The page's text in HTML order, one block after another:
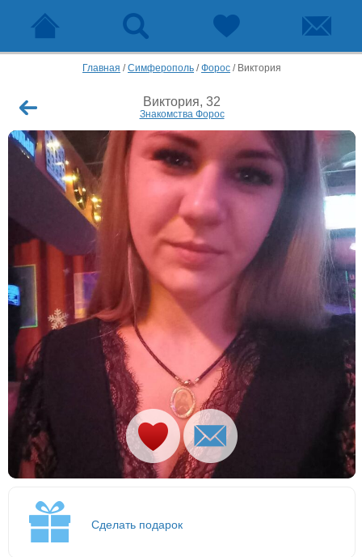
Главная /Симферополь /Форос / Виктория
Виктория, 32
Знакомства Форос
Сделать подарок